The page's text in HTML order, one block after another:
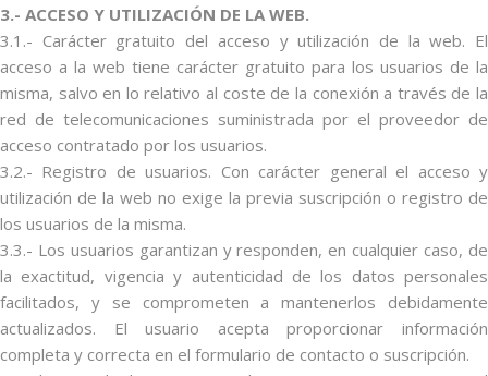
3.- ACCESO Y UTILIZACIÓN DE LA WEB.
3.1.- Carácter gratuito del acceso y utilización de la web. El
acceso a la web tiene carácter gratuito para los usuarios de la
misma, salvo en lo relativo al coste de la conexión a través de la
red de telecomunicaciones suministrada por el proveedor de
acceso contratado por los usuarios.
3.2.- Registro de usuarios. Con carácter general el acceso y
utilización de la web no exige la previa suscripción o registro de
los usuarios de la misma.
3.3.- Los usuarios garantizan y responden, en cualquier caso, de
la exactitud, vigencia y autenticidad de los datos personales
facilitados, y se comprometen a mantenerlos debidamente
actualizados. El usuario acepta proporcionar información
completa y correcta en el formulario de contacto o suscripción.